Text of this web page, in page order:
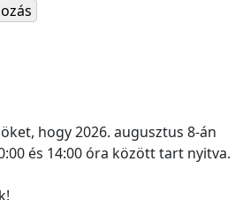
hogy 2026. augusztus 8-án
és 14:00 óra között tart nyitva.